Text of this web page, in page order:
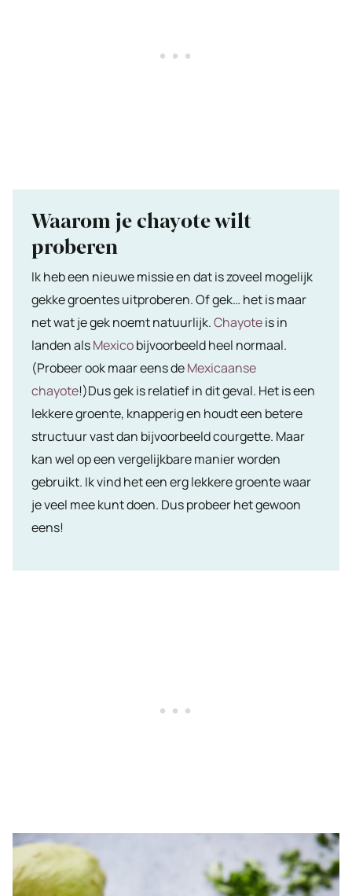
Waarom je chayote wilt
proberen
Ik heb een nieuwe missie en dat is zoveel mogelijk
gekke groentes uitproberen. Of gek… het is maar
net wat je gek noemt natuurlijk.Chayoteis in
landen alsMexicobijvoorbeeld heel normaal.
(Probeer ook maar eens deMexicaanse
chayote!)Dus gek is relatief in dit geval. Het is een
lekkere groente, knapperig en houdt een betere
structuur vast dan bijvoorbeeld courgette. Maar
kan wel op een vergelijkbare manier worden
gebruikt. Ik vind het een erg lekkere groente waar
je veel mee kunt doen. Dus probeer het gewoon
eens!